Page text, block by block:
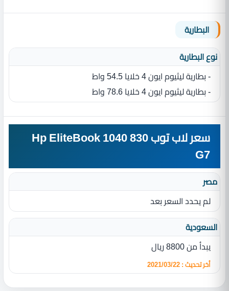
البطارية
نوع البطارية‏
- بطارية ليثيوم ايون 4‏ خلايا 54.5 واط
- بطارية ليثيوم ايون 4‏ خلايا 78.6 واط
سعر لاب توب Hp EliteBook 1040 830
G7
مصر
لم يحدد السعر بعد
السعودية
يبدأ من 8800 ريال
أخر تحديث : 2021/03/22